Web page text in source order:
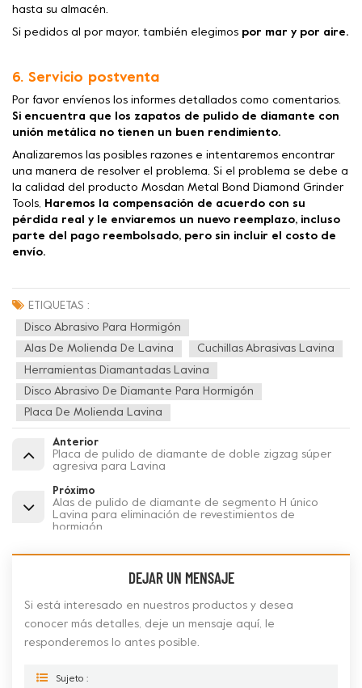
hasta su almacén.
Si pedidos al por mayor, también elegimos por mar y por aire.
6. Servicio postventa
Por favor envíenos los informes detallados como comentarios.
Si encuentra que los zapatos de pulido de diamante con
unión metálica no tienen un buen rendimiento.
Analizaremos las posibles razones e intentaremos encontrar
una manera de resolver el problema. Si el problema se debe a
la calidad del producto Mosdan Metal Bond Diamond Grinder
Tools, Haremos la compensación de acuerdo con su
pérdida real y le enviaremos un nuevo reemplazo, incluso
parte del pago reembolsado, pero sin incluir el costo de
envío.
ETIQUETAS :
Disco Abrasivo Para Hormigón
Alas De Molienda De Lavina
Cuchillas Abrasivas Lavina
Herramientas Diamantadas Lavina
Disco Abrasivo De Diamante Para Hormigón
Placa De Molienda Lavina
Anterior
Placa de pulido de diamante de doble zigzag súper
agresiva para Lavina
Próximo
Alas de pulido de diamante de segmento H único
Lavina para eliminación de revestimientos de
hormigón
DEJAR UN MENSAJE
Si está interesado en nuestros productos y desea
conocer más detalles, deje un mensaje aquí, le
responderemos lo antes posible.
Sujeto :